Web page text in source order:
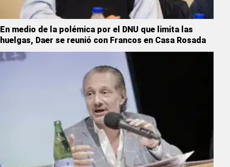
En medio de la polémica por el DNU que limita las
huelgas, Daer se reunió con Francos en Casa Rosada